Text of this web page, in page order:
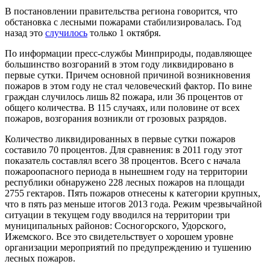
В постановлении правительства региона говорится, что
обстановка с лесными пожарами стабилизировалась. Год
назад это случилось только 1 октября.
По информации пресс-службы Минприроды, подавляющее
большинство возгораний в этом году ликвидировано в
первые сутки. Причем основной причиной возникновения
пожаров в этом году не стал человеческий фактор. По вине
граждан случилось лишь 82 пожара, или 36 процентов от
общего количества. В 115 случаях, или половине от всех
пожаров, возгорания возникли от грозовых разрядов.
Количество ликвидированных в первые сутки пожаров
составило 70 процентов. Для сравнения: в 2011 году этот
показатель составлял всего 38 процентов. Всего с начала
пожароопасного периода в нынешнем году на территории
республики обнаружено 228 лесных пожаров на площади
2755 гектаров. Пять пожаров отнесены к категории крупных,
что в пять раз меньше итогов 2013 года. Режим чрезвычайной
ситуации в текущем году вводился на территории три
муниципальных районов: Сосногорского, Удорского,
Ижемского. Все это свидетельствует о хорошем уровне
организации мероприятий по предупреждению и тушению
лесных пожаров.